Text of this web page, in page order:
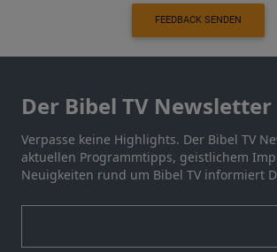
FEEDBACK SENDEN
Der Bibel TV Newsletter
Verpasse keine Highlights. Der Bibel TV
aktuellen Programmtipps, geistlichem
Neuigkeiten rund um Bibel TV informiert